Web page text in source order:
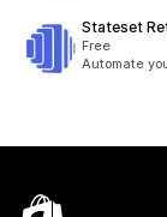
Stateset
Free
Automate